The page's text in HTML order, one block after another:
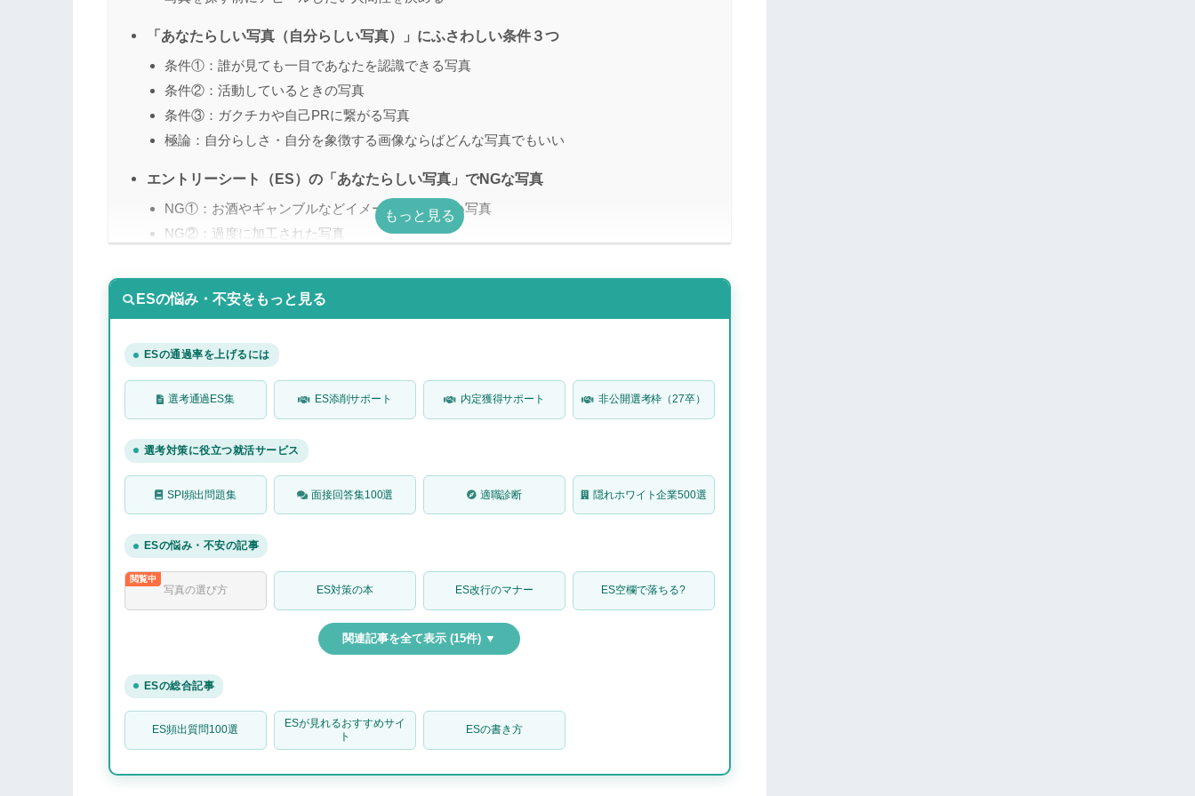
「あなたらしい写真（自分らしい写真）」にふさわしい条件３つ
条件①：誰が見ても一目であなたを認識できる写真
条件②：活動しているときの写真
条件③：ガクチカや自己PRに繋がる写真
極論：自分らしさ・自分を象徴する画像ならばどんな写真でもいい
エントリーシート（ES）の「あなたらしい写真」でNGな写真
NG①：お酒やギャンブルなどイメージの良くない写真
NG②：過度に加工された写真
あなたらしい写真（自分らしい写真）がない時の作り方
「あなたらしい写真（自分らしい写真）」の説明のコツ（例文あり）
「自分らしい写真」のダメな説明例
あなたらしい写真（自分らしい写真）に関するよくある質問
質問①：ディズニーの写真を使うのはあり？
質問②：マスクをしている写真を使うのはあり？
質問③：複数人で写っている写真を使うのはあり？
質問④：オファーボックスの「自分を象徴する画像」はどんな写真がいい？
エントリーシートに関するよくある質問
まとめ：「あなたらしい写真」がない人はすぐに撮りに行こう
ESの悩み・不安をもっと見る
ESの通過率を上げるには
選考通過ES集 ES添削サポート 内定獲得サポート 非公開選考枠（27卒）
選考対策に役立つ就活サービス
SPI頻出問題集 面接回答集100選 適職診断 隠れホワイト企業500選
ESの悩み・不安の記事
写真の選び方 ES対策の本 ES改行のマナー ES空欄で落ちる?
関連記事を全て表示 (15件) ▼
ESの総合記事
ES頻出質問100選
ESが見れるおすすめサイ
ト
ESの書き方